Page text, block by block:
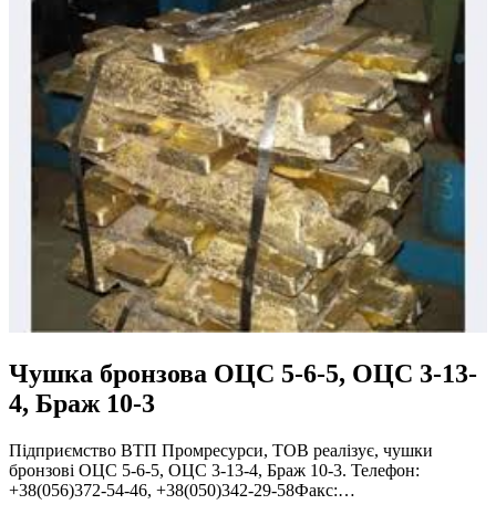
Чушка бронзова ОЦС 5-6-5, ОЦС 3-13-
4, Браж 10-3
Підприємство ВТП Промресурси, ТОВ реалізує, чушки
бронзові ОЦС 5-6-5, ОЦС 3-13-4, Браж 10-3. Телефон:
+38(056)372-54-46, +38(050)342-29-58Факс:…